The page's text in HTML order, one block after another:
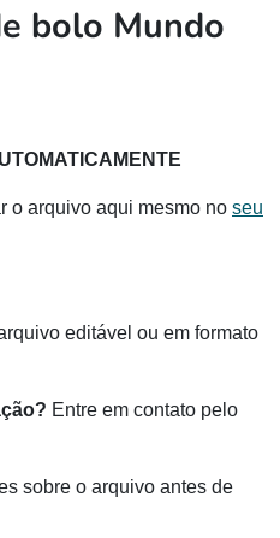
bolo Mundo
o arquivo aqui mesmo no seu
editável ou em formato
Entre em contato pelo
sobre o arquivo antes de